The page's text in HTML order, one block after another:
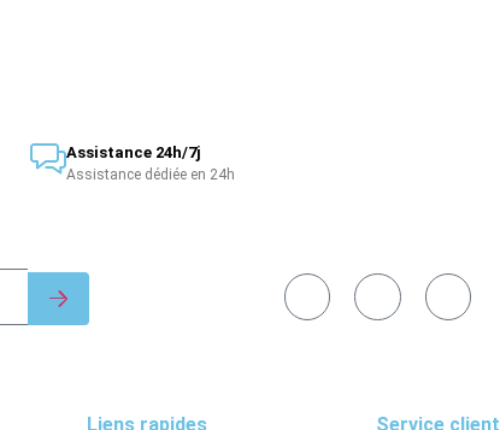
Assistance 24h/7j
Assistance dédiée en 24h
Liens rapides
Service client